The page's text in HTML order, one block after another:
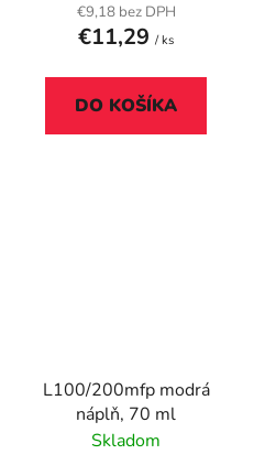
€9,18 bez DPH
€11,29 / ks
DO KOŠÍKA
L100/200mfp modrá
náplň, 70 ml
Skladom